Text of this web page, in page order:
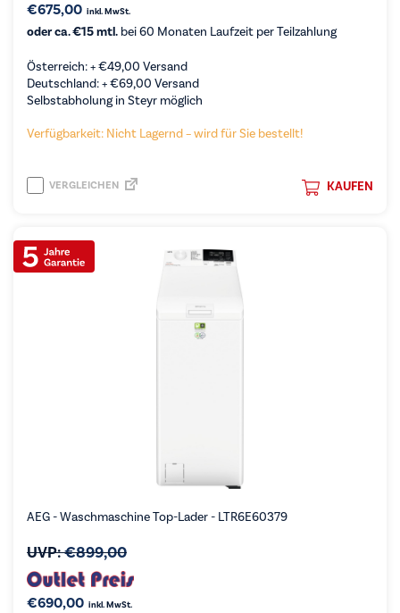
€675,00 inkl. MwSt.
oder ca. €15 mtl. bei 60 Monaten Laufzeit per Teilzahlung
Österreich: +€49,00 Versand
Deutschland: +€69,00 Versand
Selbstabholung in Steyr möglich
Verfügbarkeit: Nicht Lagernd – wird für Sie bestellt!
KAUFEN
VERGLEICHEN
AEG - Waschmaschine Top-Lader - LTR6E60379
UVP:€899,00
€690,00 inkl. MwSt.